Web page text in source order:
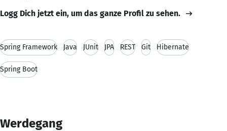
Logg Dich jetzt ein, um das ganze Profil zu sehen.
Spring Framework Java JUnit JPA REST Git Hibernate
Spring Boot
Werdegang